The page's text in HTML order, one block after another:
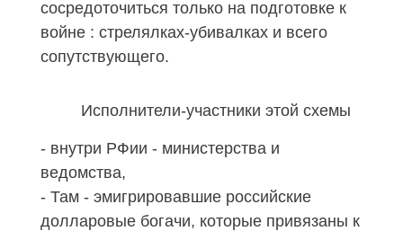
сосредоточиться только на подготовке к
войне : стрелялках-убивалках и всего
сопутствующего.
Исполнители-участники этой схемы
- внутри РФии - министерства и
ведомства,
- Там - эмигрировавшие российские
долларовые богачи, которые привязаны к